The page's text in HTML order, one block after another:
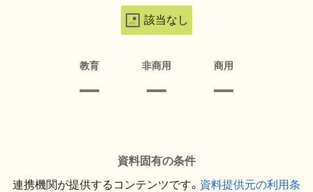
該当なし
教育 非商用 商用
資料固有の条件
連携機関が提供するコンテンツです。 資料提供元の利用条